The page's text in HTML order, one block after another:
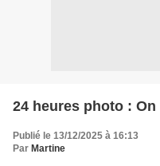
24 heures photo :
Publié le 13/12/2025 à 16:13
Par Martine